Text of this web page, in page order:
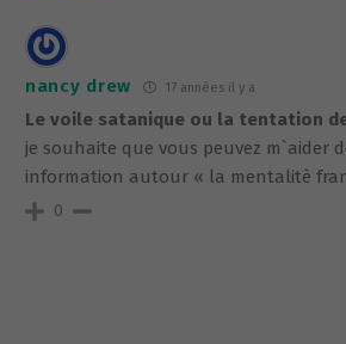
nancy drew 17 années il y a
Le voile satanique ou la tentation
je souhaite que vous peuvez m`aider
information autour « la mentalitè
0